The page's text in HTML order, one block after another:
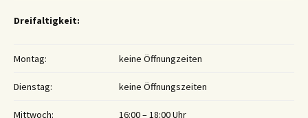
Dreifaltigkeit:
Montag: keine Öffnungzeiten
Dienstag: keine Öffnungszeiten
Mittwoch: 16:00 – 18:00 Uhr